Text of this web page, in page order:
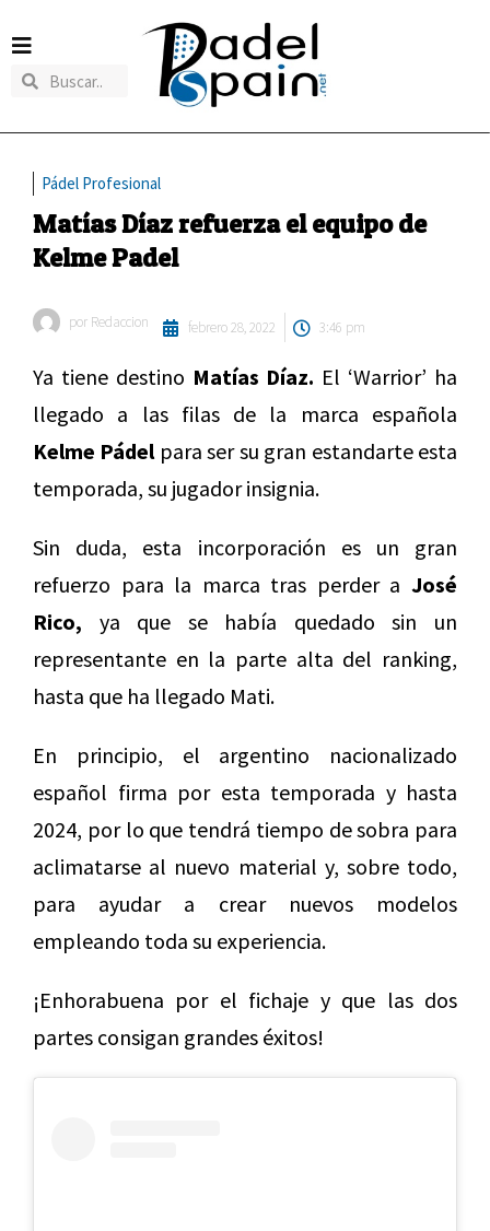
Pádel Profesional
Matías Díaz refuerza el equipo de
Kelme Padel
por Redaccion febrero 28, 2022 3:46 pm
Ya tiene destino Matías Díaz. El ‘Warrior’ ha
llegado a las filas de la marca española
Kelme Pádelpara ser su gran estandarte esta
temporada, su jugador insignia.
Sin duda, esta incorporación es un gran
refuerzo para la marca tras perder a José
Rico, ya que se había quedado sin un
representante en la parte alta del ranking,
hasta que ha llegado Mati.
En principio, el argentino nacionalizado
español firma por esta temporada y hasta
2024, por lo que tendrá tiempo de sobra para
aclimatarse al nuevo material y, sobre todo,
para ayudar a crear nuevos modelos
empleando toda su experiencia.
¡Enhorabuena por el fichaje y que las dos
partes consigan grandes éxitos!